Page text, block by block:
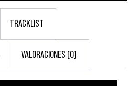
TRACKLIST
VALORACIONES (0)